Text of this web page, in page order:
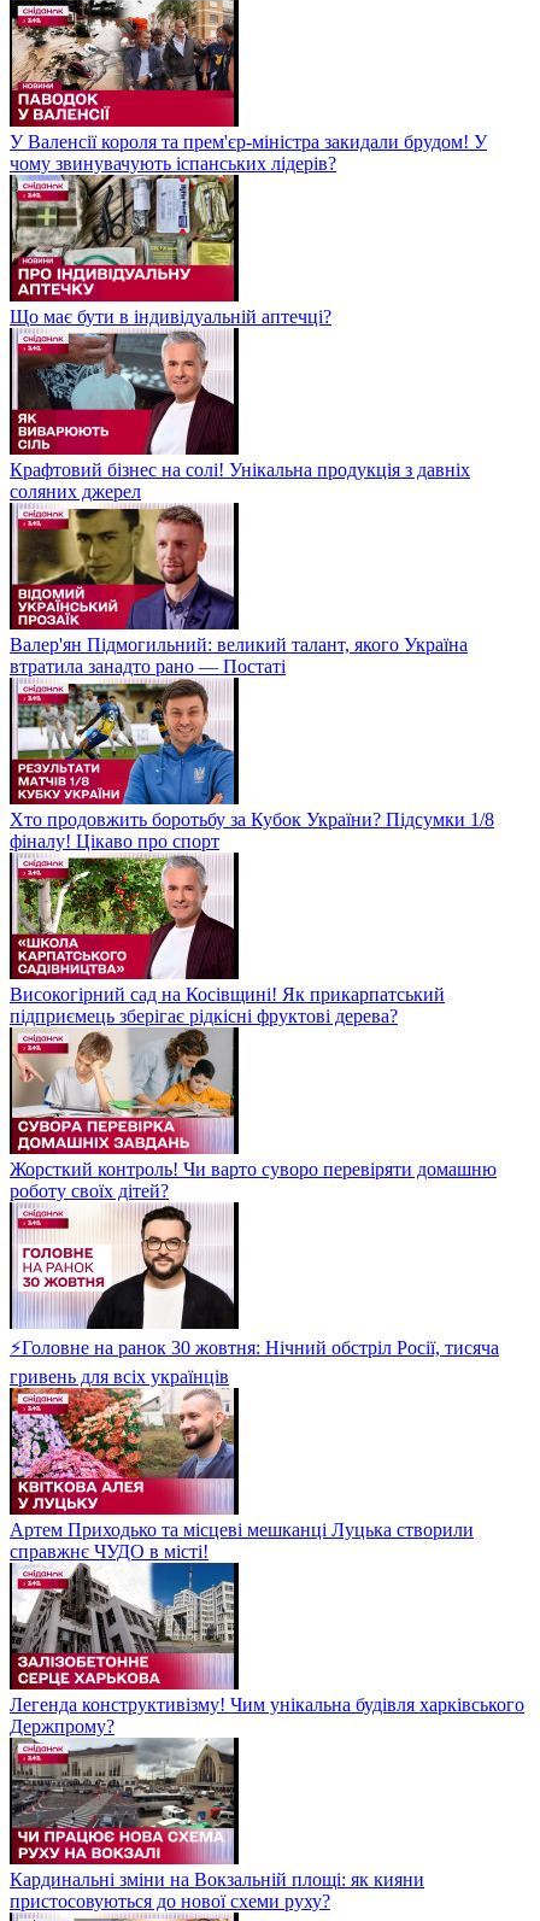
У Валенсії короля та прем'єр-міністра закидали брудом! У
чому звинувачують іспанських лідерів?
Що має бути в індивідуальній аптечці?
Крафтовий бізнес на солі! Унікальна продукція з давніх
соляних джерел
Валер'ян Підмогильний: великий талант, якого Україна
втратила занадто рано — Постаті
Хто продовжить боротьбу за Кубок України? Підсумки 1/8
фіналу! Цікаво про спорт
Високогірний сад на Косівщині! Як прикарпатський
підприємець зберігає рідкісні фруктові дерева?
Жорсткий контроль! Чи варто суворо перевіряти домашню
роботу своїх дітей?
⚡Головне на ранок 30 жовтня: Нічний обстріл Росії, тисяча
гривень для всіх українців
Артем Приходько та місцеві мешканці Луцька створили
справжнє ЧУДО в місті!
Легенда конструктивізму! Чим унікальна будівля харківського
Держпрому?
Кардинальні зміни на Вокзальній площі: як кияни
пристосовуються до нової схеми руху?